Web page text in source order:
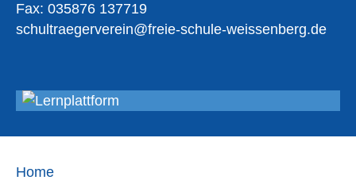
Fax: 035876 137719
schultraegerverein@freie-schule-weissenberg.de
Home